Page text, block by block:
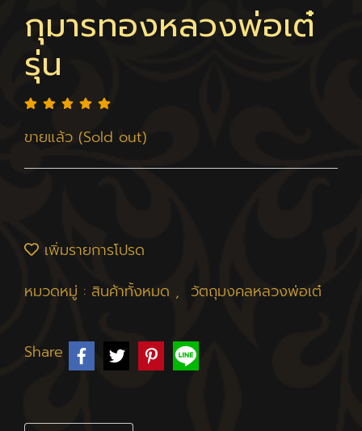
กุมารทองหลวงพ่อเต๋
รุ่น
ขายแล้ว (Sold out)
เพิ่มรายการโปรด
หมวดหมู่ : สินค้าทั้งหมด , วัตถุมงคลหลวงพ่อเต๋
Share